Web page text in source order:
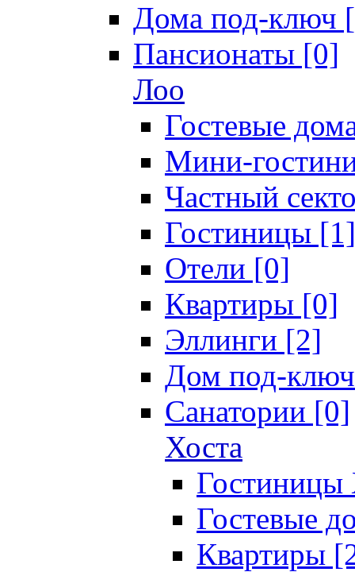
Дома под-ключ
Пансионаты [0]
Лоо
Гостевые
Мини-
Частный
Гостиницы [1]
Отели [0]
Квартиры [0]
Эллинги [2]
Дом под-
Санатории [0]
Хоста
Гостевые
Квартиры